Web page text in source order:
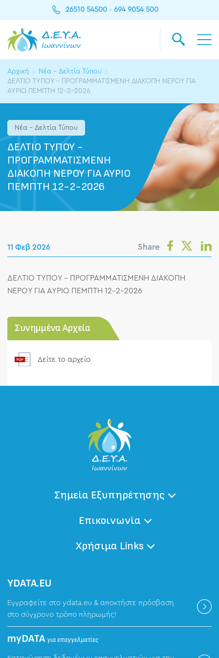
26510 54500 - 694 9054 500
Αρχική
Νέα - Δελτία Τύπου
ΔΕΛΤΙΟ ΤΥΠΟΥ - ΠΡΟΓΡΑΜΜΑΤΙΣΜΕΝΗ ΔΙΑΚΟΠΗ ΝΕΡΟΥ ΓΙΑ
ΑΥΡΙΟ ΠΕΜΠΤΗ 12-2-2026
Νέα - Δελτία Τύπου
ΔΕΛΤΙΟ ΤΥΠΟΥ -
ΠΡΟΓΡΑΜΜΑΤΙΣΜΕΝΗ
ΔΙΑΚΟΠΗ ΝΕΡΟΥ ΓΙΑ ΑΥΡΙΟ
ΠΕΜΠΤΗ 12-2-2026
11 Φεβ 2026 Share
ΔΕΛΤΙΟ ΤΥΠΟΥ - ΠΡΟΓΡΑΜΜΑΤΙΣΜΕΝΗ ΔΙΑΚΟΠΗ
ΝΕΡΟΥ ΓΙΑ ΑΥΡΙΟ ΠΕΜΠΤΗ 12-2-2026
Συνημμένα Αρχεία
Δείτε το αρχείο
Σημεία Εξυπηρέτησης
Επικοινωνία
Χρήσιμα Links
ΥDATA.EU
Εγγραφείτε στο ydata.eu & αποκτήστε πρόσβαση
στο σύγχρονο τρόπο πληρωμής!
myDATAγια επαγγελματίες